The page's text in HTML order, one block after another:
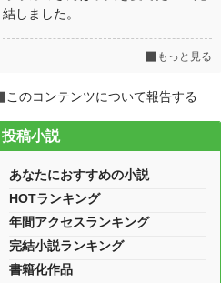
結しました。
もっと見る
このコンテンツについて報告する
投稿小説
あなたにおすすめの小説
HOTランキング
年間アクセスランキング
完結小説ランキング
書籍化作品